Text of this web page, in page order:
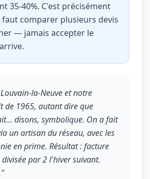
35-40%. C'est précisément
comparer plusieurs devis
— jamais accepter le
la-Neuve et notre
de 1965, autant dire que
disons, symbolique. On a fait
un artisan du réseau, avec les
en prime. Résultat : facture
par 2 l'hiver suivant.